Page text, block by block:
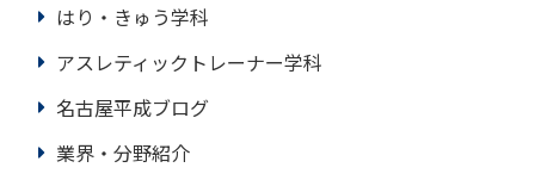
はり・きゅう学科
アスレティックトレーナー学科
名古屋平成ブログ
業界・分野紹介